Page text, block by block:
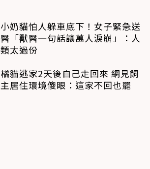
小奶貓怕人躲車底下！女子緊急送
醫「獸醫一句話讓萬人淚崩」：人
類太過份
橘貓逃家2天後自己走回來 網見飼
主居住環境傻眼：這家不回也罷